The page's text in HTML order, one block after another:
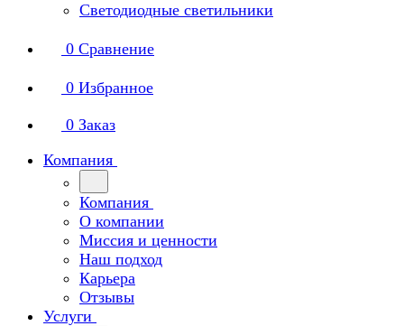
Светодиодные светильники
0 Сравнение
0 Избранное
0 Заказ
Компания
Компания
О компании
Миссия и ценности
Наш подход
Карьера
Отзывы
Услуги